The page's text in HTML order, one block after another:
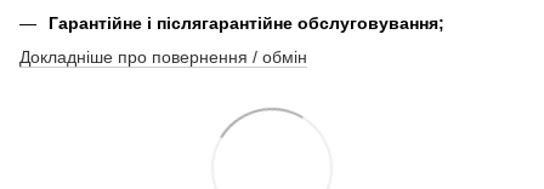
Гарантійне і післягарантійне обслуговування;
Докладніше про повернення / обмін